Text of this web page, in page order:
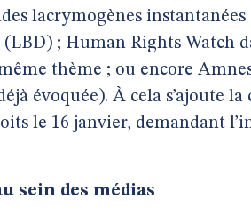
lacrymogènes
(LBD) ; Human Rights Watch
thème ; ou encore
évoquée). À cela s’ajoute
le 16 janvier, demandant
sein des médias